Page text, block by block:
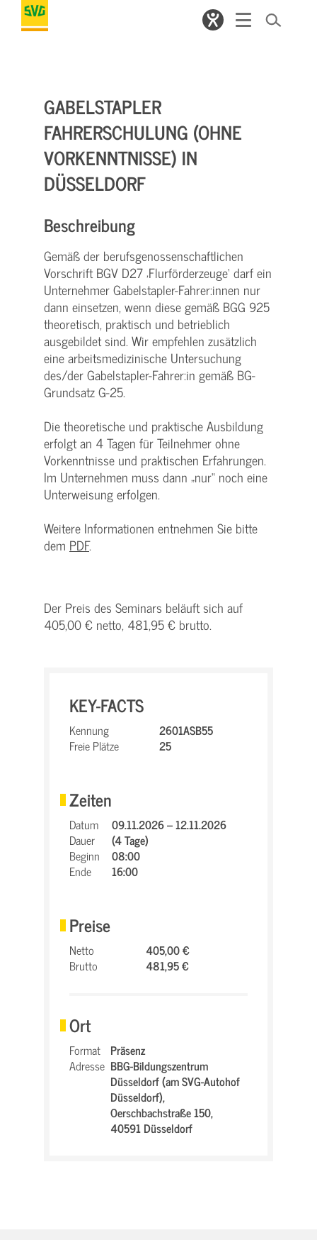
GABELSTAPLER
FAHRERSCHULUNG (OHNE
VORKENNTNISSE) IN
DÜSSELDORF
Beschreibung
Gemäß der berufsgenossenschaftlichen
Vorschrift BGV D27 ‚Flurförderzeuge‘ darf ein
Unternehmer Gabelstapler-Fahrer:innen nur
dann einsetzen, wenn diese gemäß BGG 925
theoretisch, praktisch und betrieblich
ausgebildet sind. Wir empfehlen zusätzlich
eine arbeitsmedizinische Untersuchung
des/der Gabelstapler-Fahrer:in gemäß BG-
Grundsatz G-25.
Die theoretische und praktische Ausbildung
erfolgt an 4 Tagen für Teilnehmer ohne
Vorkenntnisse und praktischen Erfahrungen.
Im Unternehmen muss dann „nur“ noch eine
Unterweisung erfolgen.
Weitere Informationen entnehmen Sie bitte
dem PDF.
Der Preis des Seminars beläuft sich auf
405,00 € netto, 481,95 € brutto.
KEY-FACTS
Kennung
2601ASB55
Freie Plätze
25
Zeiten
Datum
09.11.2026 – 12.11.2026
Dauer
(4 Tage)
Beginn
08:00
Ende
16:00
Preise
Netto
405,00 €
Brutto
481,95 €
Ort
Format Präsenz
Adresse BBG-Bildungszentrum
Düsseldorf (am SVG-Autohof
Düsseldorf),
Oerschbachstraße 150,
40591 Düsseldorf